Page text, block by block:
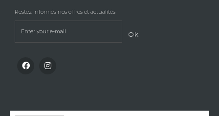
Restez informés nos offres et actualités
Ok